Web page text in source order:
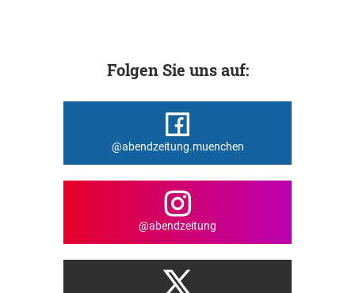
Folgen Sie uns auf:
@abendzeitung.muenchen
@abendzeitung